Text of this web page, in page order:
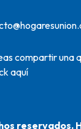
compartir una
aquí
reservados.